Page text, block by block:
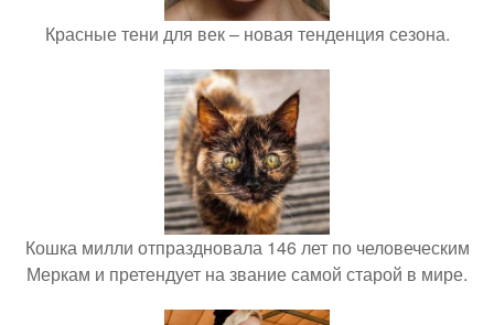
Красные тени для век – новая тенденция сезона.
Кошка милли отпраздновала 146 лет по человеческим
Меркам и претендует на звание самой старой в мире.